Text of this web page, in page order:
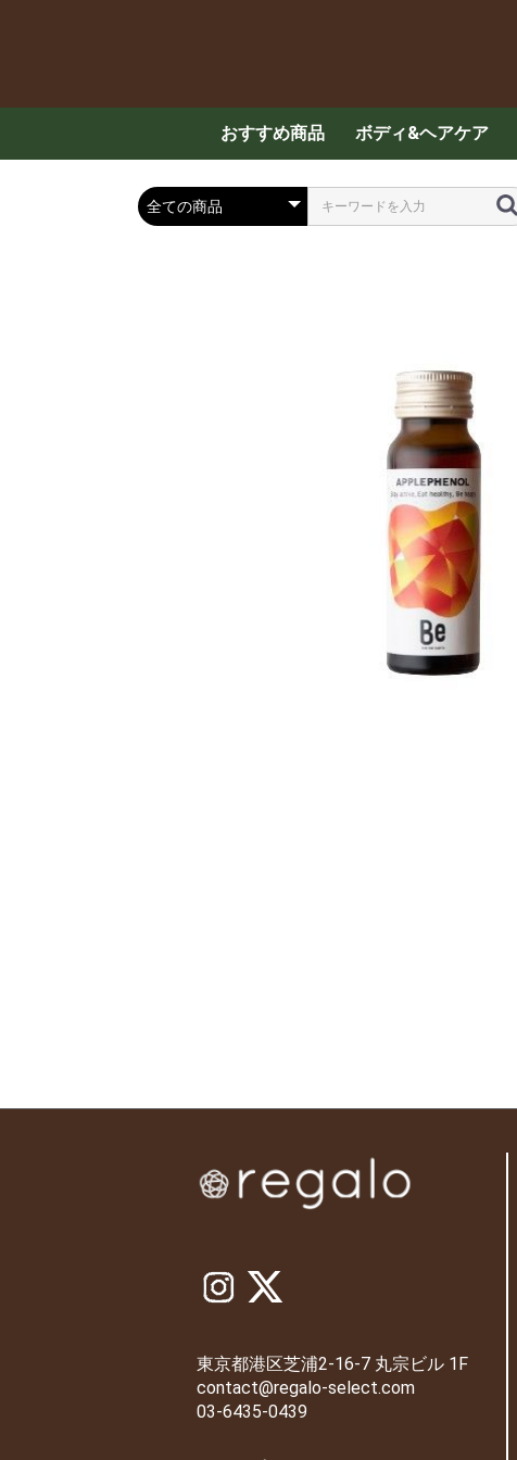
おすすめ商品 ボディ&ヘアケア
スキンケア
ハンド・ボディケア
メンズケア
ヘアケア
入浴剤
東京都港区芝浦2-16-7 丸宗ビル 1F
contact@regalo-select.com
03-6435-0439